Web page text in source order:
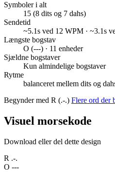
Symboler i alt
15 (8 dits og 7 dahs)
Sendetid
~5.1s ved 12 WPM · ~3.1s
Længste bogstav
O (---) · 11 enheder
Sjældne bogstaver
Kun almindelige bogstaver
Rytme
balanceret mellem dits og
Begynder med R (.-.) Flere ord der
Visuel morsekode
Download eller del dette design
R .-.
O ---